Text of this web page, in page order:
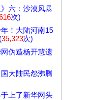
六：沙漠风暴
次)
！大陆河南15
(35,323次)
伪造杨开慧遗
大陆民怨沸腾
上了新华网头